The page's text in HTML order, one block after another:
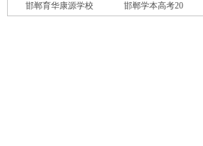
邯郸育华康源学校 邯郸学本高考20